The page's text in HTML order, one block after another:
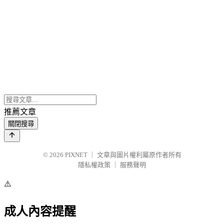
推薦文章
關閉搜尋
© 2026 PIXNET
文章與圖片權利屬原作者所有
隱私權政策
服務聲明
⚠️
成人內容提醒